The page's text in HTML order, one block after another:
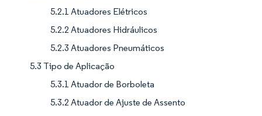
5.2.1 Atuadores Elétricos
5.2.2 Atuadores Hidráulicos
5.2.3 Atuadores Pneumáticos
5.3 Tipo de Aplicação
5.3.1 Atuador de Borboleta
5.3.2 Atuador de Ajuste de Assento